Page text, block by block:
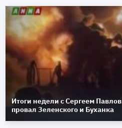
Итоги недели с Сергеем
провал Зеленского и Буханка